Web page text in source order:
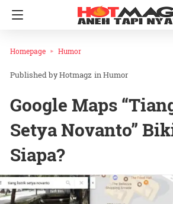
Homepage Humor
Hotmagz inHumor
Google Maps
Setya Novanto”
Siapa?